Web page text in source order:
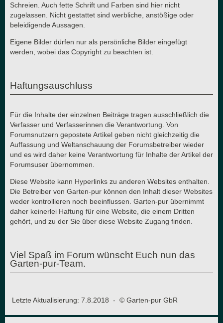
Schreien. Auch fette Schrift und Farben sind hier nicht
zugelassen. Nicht gestattet sind werbliche, anstößige oder
beleidigende Aussagen.
Eigene Bilder dürfen nur als persönliche Bilder eingefügt
werden, wobei das Copyright zu beachten ist.
Haftungsauschluss
Für die Inhalte der einzelnen Beiträge tragen ausschließlich die
Verfasser und Verfasserinnen die Verantwortung. Von
Forumsnutzern gepostete Artikel geben nicht gleichzeitig die
Auffassung und Weltanschauung der Forumsbetreiber wieder
und es wird daher keine Verantwortung für Inhalte der Artikel der
Forumsuser übernommen.
Diese Website kann Hyperlinks zu anderen Websites enthalten.
Die Betreiber von Garten-pur können den Inhalt dieser Websites
weder kontrollieren noch beeinflussen. Garten-pur übernimmt
daher keinerlei Haftung für eine Website, die einem Dritten
gehört, und zu der Sie über diese Website Zugang finden.
Viel Spaß im Forum wünscht Euch nun das
Garten-pur-Team.
Letzte Aktualisierung: 7.8.2018 - © Garten-pur GbR